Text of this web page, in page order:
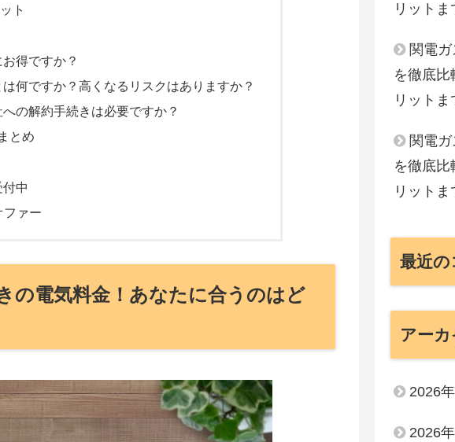
ト
得ですか？
何ですか？高くなるリスクはありますか？
の解約手続きは必要ですか？
とめ
中
ファー
の電気料金！あなたに合うのはど
リットま
関電
を徹底比
リットま
関電
を徹底比
リットま
最近の
アー
2026
2026